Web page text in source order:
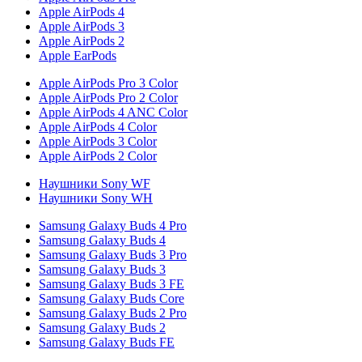
Apple AirPods 4
Apple AirPods 3
Apple AirPods 2
Apple EarPods
Apple AirPods Pro 3 Color
Apple AirPods Pro 2 Color
Apple AirPods 4 ANC Color
Apple AirPods 4 Color
Apple AirPods 3 Color
Apple AirPods 2 Color
Наушники Sony WF
Наушники Sony WH
Samsung Galaxy Buds 4 Pro
Samsung Galaxy Buds 4
Samsung Galaxy Buds 3 Pro
Samsung Galaxy Buds 3
Samsung Galaxy Buds 3 FE
Samsung Galaxy Buds Core
Samsung Galaxy Buds 2 Pro
Samsung Galaxy Buds 2
Samsung Galaxy Buds FE